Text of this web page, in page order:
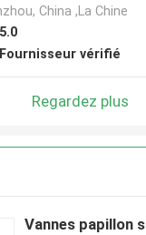
China ,La Chine
5.0
Fournisseur vérifié
Regardez plus
Vannes papillon